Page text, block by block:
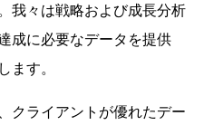
我々は戦略および成長分析
成に必要なデータを提供
ます。
クライアントが優れたデー